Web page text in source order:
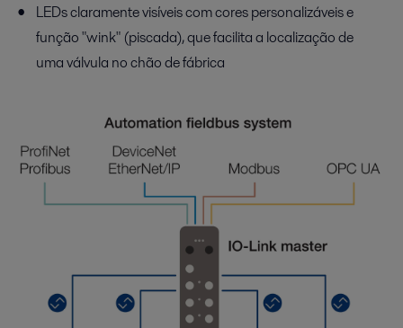
LEDs claramente visíveis com cores personalizáveis e
função "wink" (piscada), que facilita a localização de
uma válvula no chão de fábrica